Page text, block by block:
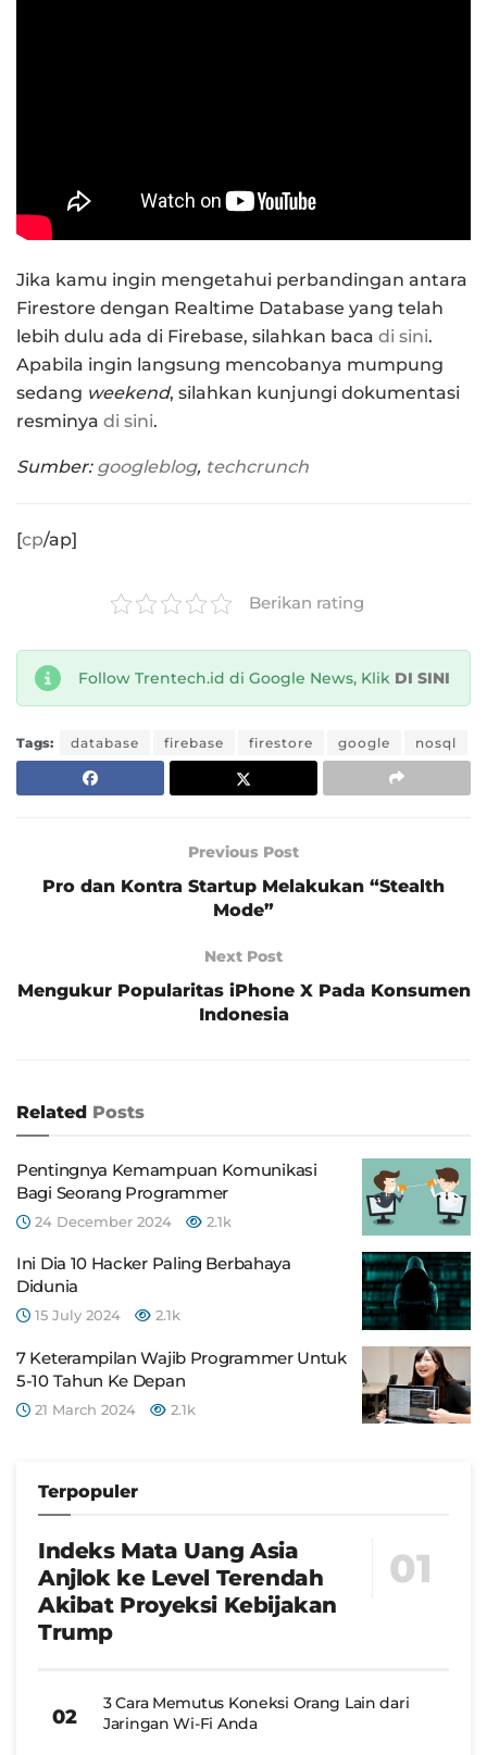
Jika kamu ingin mengetahui perbandingan antara
Firestore dengan Realtime Database yang telah
lebih dulu ada di Firebase, silahkan baca di sini.
Apabila ingin langsung mencobanya mumpung
sedang weekend, silahkan kunjungi dokumentasi
resminya di sini.
Sumber: googleblog, techcrunch
[cp/ap]
Berikan rating
Follow Trentech.id di Google News, Klik DI SINI
Tags: database firebase firestore google nosql
Previous Post
Pro dan Kontra Startup Melakukan “Stealth
Mode”
Next Post
Mengukur Popularitas iPhone X Pada Konsumen
Indonesia
Related Posts
Pentingnya Kemampuan Komunikasi
Bagi Seorang Programmer
24 December 2024 2.1k
Ini Dia 10 Hacker Paling Berbahaya
Didunia
15 July 2024 2.1k
7 Keterampilan Wajib Programmer Untuk
5-10 Tahun Ke Depan
21 March 2024 2.1k
Terpopuler
Indeks Mata Uang Asia
Anjlok ke Level Terendah
Akibat Proyeksi Kebijakan
Trump
3 Cara Memutus Koneksi Orang Lain dari
Jaringan Wi-Fi Anda